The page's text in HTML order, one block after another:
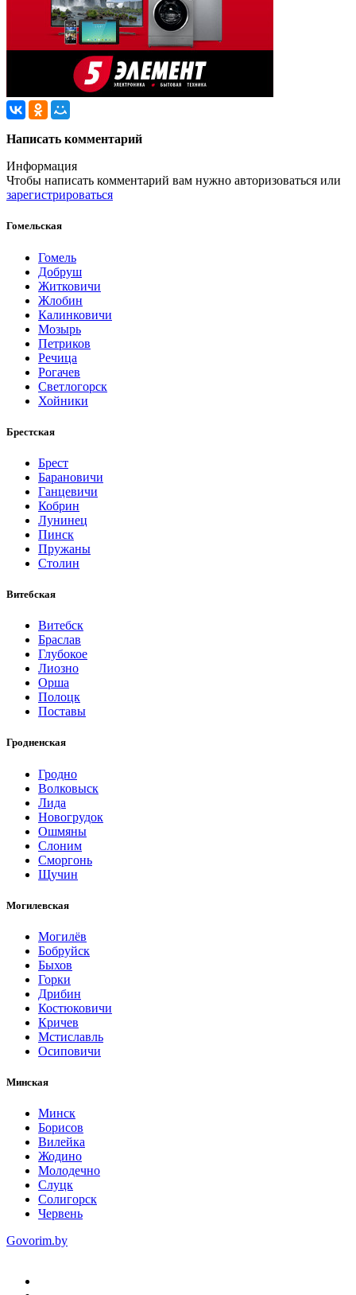
Написать комментарий
Информация
Чтобы написать комментарий вам нужно авторизоваться или
зарегистрироваться
Гомельская
Гомель
Добруш
Житковичи
Жлобин
Калинковичи
Мозырь
Петриков
Речица
Рогачев
Светлогорск
Хойники
Брестская
Брест
Барановичи
Ганцевичи
Кобрин
Лунинец
Пинск
Пружаны
Столин
Витебская
Витебск
Браслав
Глубокое
Лиозно
Орша
Полоцк
Поставы
Гродненская
Гродно
Волковыск
Лида
Новогрудок
Ошмяны
Слоним
Сморгонь
Щучин
Могилевская
Могилёв
Бобруйск
Быхов
Горки
Дрибин
Костюковичи
Кричев
Мстиславль
Осиповичи
Минская
Минск
Борисов
Вилейка
Жодино
Молодечно
Слуцк
Солигорск
Червень
Govorim.by